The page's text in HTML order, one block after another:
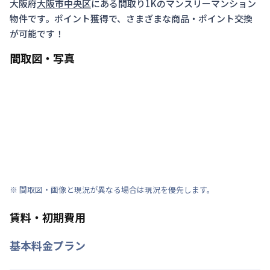
大阪府大阪市中央区にある間取り1Kのマンスリーマンション
物件です。ポイント獲得で、さまざまな商品・ポイント交換
が可能です！
間取図・写真
※ 間取図・画像と現況が異なる場合は現況を優先します。
賃料・初期費用
基本料金プラン